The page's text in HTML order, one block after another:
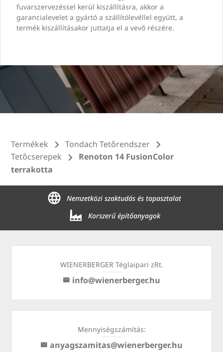
fuvarszervezéssel kerül kiszállításra, akkor a
garancialevelet a gyártó a szállítólevéllel együtt, a
termék kiszállításakor juttatja el a vevő részére.
Termékek
Tondach Tetőrendszer
Tetőcserepek
Renoton 14 FusionColor
terrakotta
Nemzetközi szaktudás és tapasztalat
Korszerű építőanyagok
WIENERBERGER Téglaipari zRt.
info@wienerberger.hu
Mennyiségszámítás:
anyagszamitas@wienerberger.hu